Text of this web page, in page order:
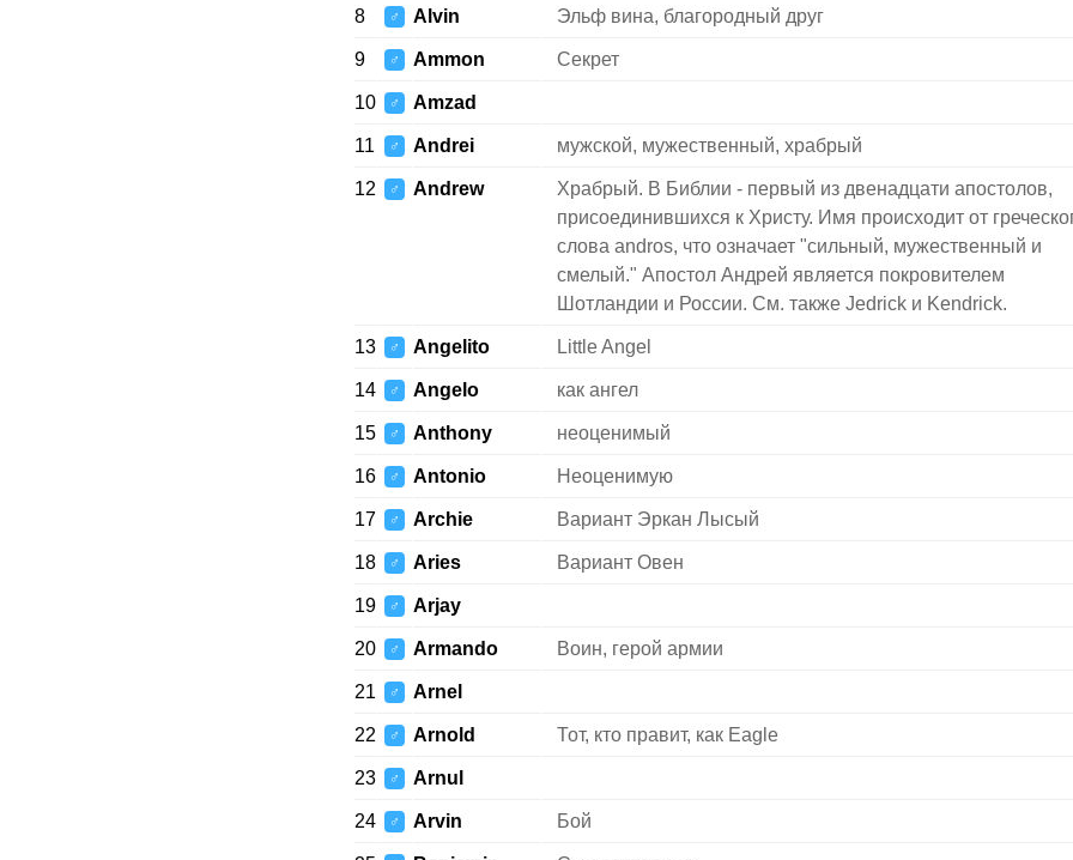
8 ♂ Alvin Эльф вина, благородный друг
9 ♂ Ammon Секрет
10 ♂ Amzad
11 ♂ Andrei мужской, мужественный, храбрый
12 ♂ Andrew
Храбрый. В Библии - первый из двенадцати апостолов,
присоединившихся к Христу. Имя происходит от
слова andros, что означает "сильный, мужественный и
смелый." Апостол Андрей является покровителем
Шотландии и России. См. также Jedrick и Kendrick.
13 ♂ Angelito Little Angel
14 ♂ Angelo как ангел
15 ♂ Anthony неоценимый
16 ♂ Antonio Неоценимую
17 ♂ Archie Вариант Эркан Лысый
18 ♂ Aries Вариант Овен
19 ♂ Arjay
20 ♂ Armando Воин, герой армии
21 ♂ Arnel
22 ♂ Arnold Тот, кто правит, как Eagle
23 ♂ Arnul
24 ♂ Arvin Бой